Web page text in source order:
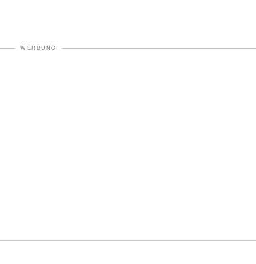
WERBUNG